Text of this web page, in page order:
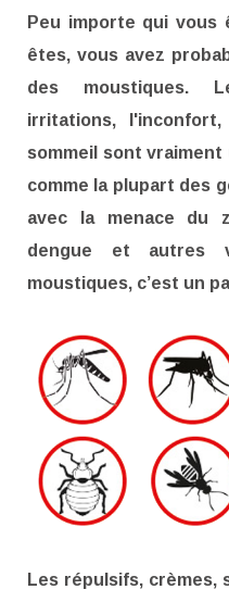
Peu importe qui vous
êtes, vous avez
des moustiques.
irritations,
sommeil sont
comme la plupart des
avec la menace du
dengue et autres
moustiques, c’est un
Les répulsifs, crèmes,